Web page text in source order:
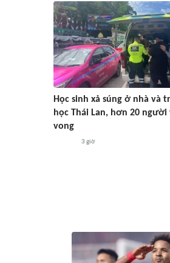
Học sinh xả súng ở nhà và
học Thái Lan, hơn 20
vong
3 giờ